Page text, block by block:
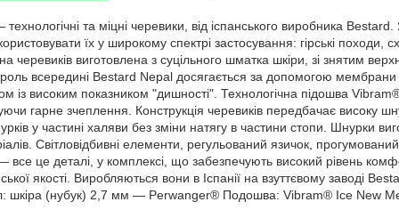
та міцні черевики, від іспанського виробника Bestard.
їх у широкому спектрі застосування: гірські походи,
черевиків виготовлена з суцільного шматка шкіри, зі знятим
всередині Bestard Nepal досягається за допомогою
із високим показником "дишності". Технологічна підошва
гарне зчеплення. Конструкція черевиків передбачає високу
у частині халяви без зміни натягу в частини стопи. Шнурки
Світловідбивні елементи, регульований язичок,
все це деталі, у комплексі, що забезпечують високий рівень
якості. Виробляються вони в Іспанії на взуттєвому заводі
шкіра (нубук) 2,7 мм — Perwanger® Подошва: Vibram® Ice New